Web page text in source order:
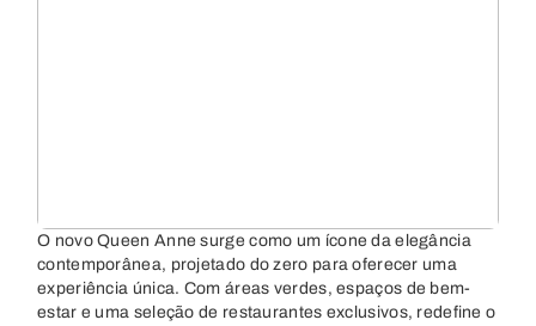
O novo Queen Anne surge como um ícone da elegância
contemporânea, projetado do zero para oferecer uma
experiência única. Com áreas verdes, espaços de bem-
estar e uma seleção de restaurantes exclusivos, redefine o